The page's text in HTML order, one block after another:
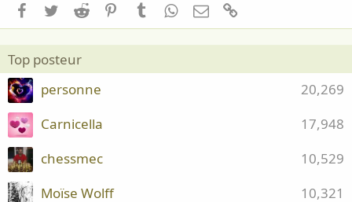
Facebook
TwitterReddit PinterestTumblrWhatsApp
Email
Top posteur
20,269
personne
17,948
Carnicella
10,529
chessmec
10,321
Moïse Wolff